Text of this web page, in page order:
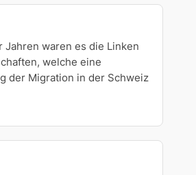
Jahren waren es die Linken
welche eine
der Migration in der Schweiz